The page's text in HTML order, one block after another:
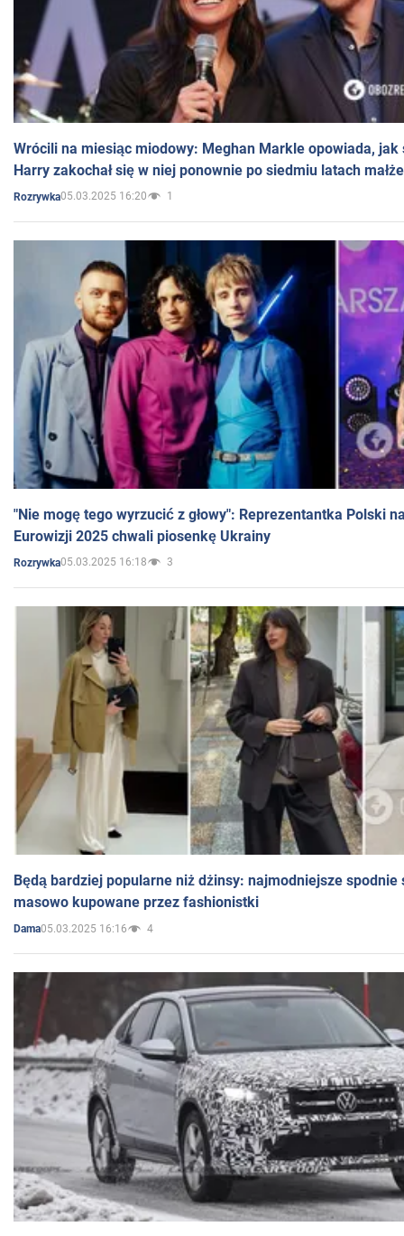
Wrócili na miesiąc miodowy: Meghan Markle opowiada, jak
Harry zakochał się w niej ponownie po siedmiu latach
Rozrywka05.03.2025 16:20 1
"Nie mogę tego wyrzucić z głowy": Reprezentantka Polski
Eurowizji 2025 chwali piosenkę Ukrainy
Rozrywka05.03.2025 16:18 3
Będą bardziej popularne niż dżinsy: najmodniejsze spodnie
masowo kupowane przez fashionistki
Dama05.03.2025 16:16 4